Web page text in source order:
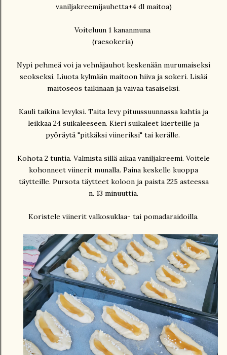
vaniljakreemijauhetta+4 dl maitoa)
Voiteluun 1 kananmuna
(raesokeria)
Nypi pehmeä voi ja vehnäjauhot keskenään murumaiseksi
seokseksi. Liuota kylmään maitoon hiiva ja sokeri. Lisää
maitoseos taikinaan ja vaivaa tasaiseksi.
Kauli taikina levyksi. Taita levy pituussuunnassa kahtia ja
leikkaa 24 suikaleeseen. Kieri suikaleet kierteille ja
pyöräytä "pitkäksi viineriksi" tai kerälle.
Kohota 2 tuntia. Valmista sillä aikaa vaniljakreemi. Voitele
kohonneet viinerit munalla. Paina keskelle kuoppa
täytteille. Pursota täytteet koloon ja paista 225 asteessa
n. 13 minuuttia.
Koristele viinerit valkosuklaa- tai pomadaraidoilla.